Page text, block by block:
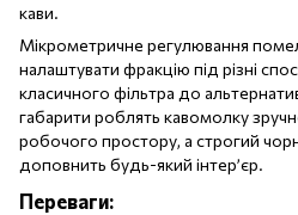
кави.
Мікрометричне регулювання
налаштувати фракцію під різні
класичного фільтра до
габарити роблять кавомолку
робочого простору, а строгий
доповнить будь-який інтер’єр.
Переваги: